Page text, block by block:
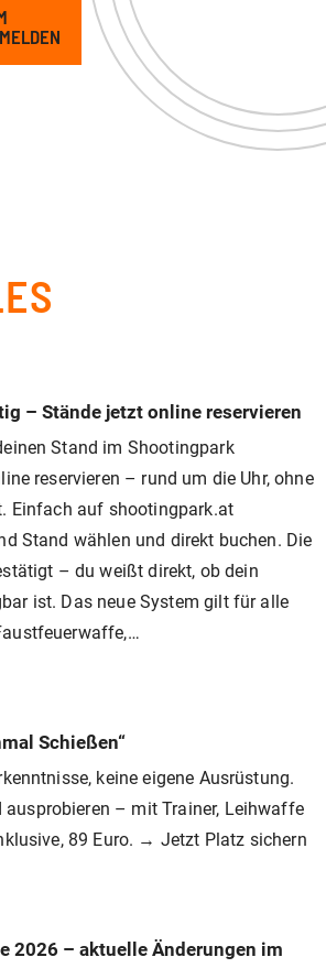
die Sicherheitszulassung
TRAINING
– Stände jetzt online reservieren
Stand im Shootingpark
reservieren – rund um die Uhr, ohne
Einfach auf shootingpark.at
Stand wählen und direkt buchen. Die
– du weißt direkt, ob dein
ist. Das neue System gilt für alle
Schießen“
keine eigene Ausrüstung.
– mit Trainer, Leihwaffe
89 Euro. → Jetzt Platz sichern
2026 – aktuelle Änderungen im